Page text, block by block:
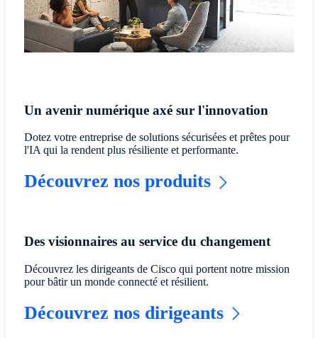
Un avenir numérique axé sur l'innovation
Dotez votre entreprise de solutions sécurisées et prêtes pour
l'IA qui la rendent plus résiliente et performante.
Découvrez nos produits
Des visionnaires au service du changement
Découvrez les dirigeants de Cisco qui portent notre mission
pour bâtir un monde connecté et résilient.
Découvrez nos dirigeants